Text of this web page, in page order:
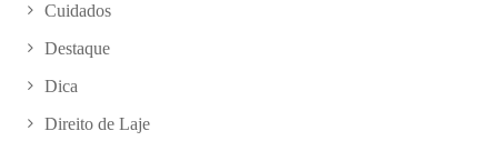
Cuidados
Destaque
Dica
Direito de Laje